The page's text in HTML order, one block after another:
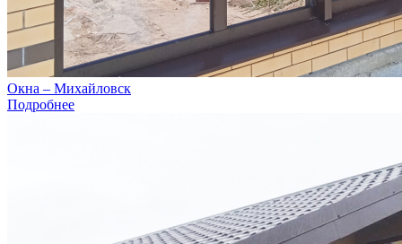
Окна – Михайловск
Подробнее